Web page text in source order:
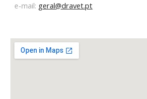
e-mail: geral@dravet.pt